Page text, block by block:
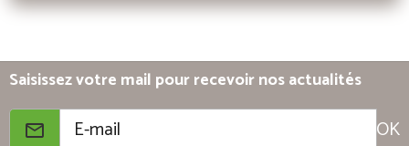
Saisissez votre mail pour recevoir nos actualités
OK